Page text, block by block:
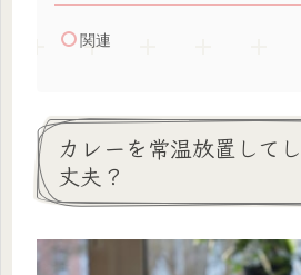
関連
カレーを常温放置して
丈夫？